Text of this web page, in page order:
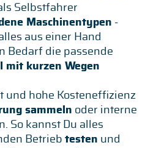
Selbstfahrer
Maschinentypen -
aus einer Hand
Bedarf die passende
mit kurzen Wegen
und hohe Kosteneffizienz
sammeln oder interne
So kannst Du alles
Betriebtesten und